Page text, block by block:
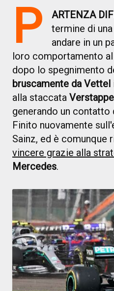
P ARTENZA
termine di
andare in un
loro comportamento
dopo lo spegnimento
bruscamente da Vettel
alla staccata
generando un contatto
Finito nuovamente
Sainz, ed è
vincere grazie alla
Mercedes.